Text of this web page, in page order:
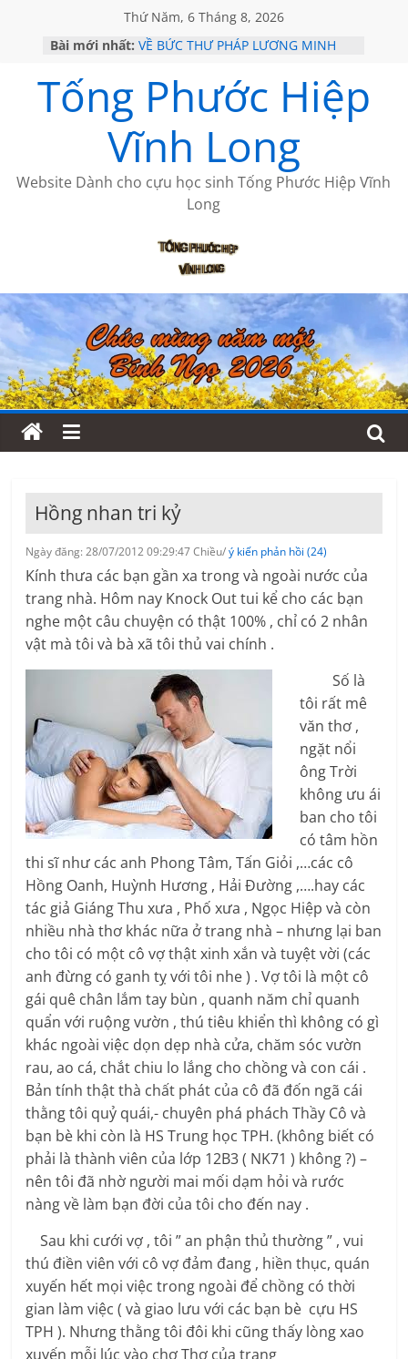
Thứ Năm, 6 Tháng 8, 2026
Bài mới nhất: VỀ BỨC THƯ PHÁP LƯƠNG MINH
HỌC SỬ HỒI XƯA
MỘT ĐỜI ĐI QUA NHỮNG TRANG
SÁCH
BẤT CHỢT CỦA CHÂU LỆ DUNG
CÀ PHÊ NGẮM NÚI
Tống Phước Hiệp
Vĩnh Long
Website Dành cho cựu học sinh Tống Phước Hiệp Vĩnh
Long
Hồng nhan tri kỷ
Ngày đăng: 28/07/2012 09:29:47 Chiều/ý kiến phản hồi (24)
Kính thưa các bạn gần xa trong và ngoài nước của
trang nhà. Hôm nay Knock Out tui kể cho các bạn
nghe một câu chuyện có thật 100% , chỉ có 2 nhân
vật mà tôi và bà xã tôi thủ vai chính .
Số là
tôi rất mê
văn thơ ,
ngặt nổi
ông Trời
không ưu ái
ban cho tôi
có tâm hồn
thi sĩ như các anh Phong Tâm, Tấn Giỏi ,…các cô
Hồng Oanh, Huỳnh Hương , Hải Đường ,….hay các
tác giả Giáng Thu xưa , Phố xưa , Ngọc Hiệp và còn
nhiều nhà thơ khác nữa ở trang nhà – nhưng lại ban
cho tôi có một cô vợ thật xinh xắn và tuyệt vời (các
anh đừng có ganh tỵ với tôi nhe ) . Vợ tôi là một cô
gái quê chân lắm tay bùn , quanh năm chỉ quanh
quẩn với ruộng vườn , thú tiêu khiển thì không có gì
khác ngoài việc dọn dẹp nhà cửa, chăm sóc vườn
rau, ao cá, chắt chiu lo lắng cho chồng và con cái .
Bản tính thật thà chất phát của cô đã đốn ngã cái
thằng tôi quỷ quái,- chuyên phá phách Thầy Cô và
bạn bè khi còn là HS Trung học TPH. (không biết có
phải là thành viên của lớp 12B3 ( NK71 ) không ?) –
nên tôi đã nhờ người mai mối dạm hỏi và rước
nàng về làm bạn đời của tôi cho đến nay .
Sau khi cưới vợ , tôi ” an phận thủ thường ” , vui
thú điền viên với cô vợ đảm đang , hiền thục, quán
xuyến hết mọi việc trong ngoài để chồng có thời
gian làm việc ( và giao lưu với các bạn bè cựu HS
TPH ). Nhưng thằng tôi đôi khi cũng thấy lòng xao
xuyến mỗi lúc vào chợ Thơ của trang